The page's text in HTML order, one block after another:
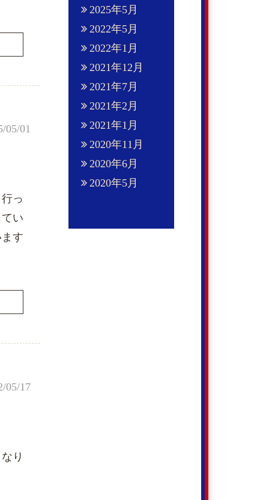
05/01
っ
い
す
05/17
り
2025年5月
2022年5月
2022年1月
2021年12月
2021年7月
2021年2月
2021年1月
2020年11月
2020年6月
2020年5月